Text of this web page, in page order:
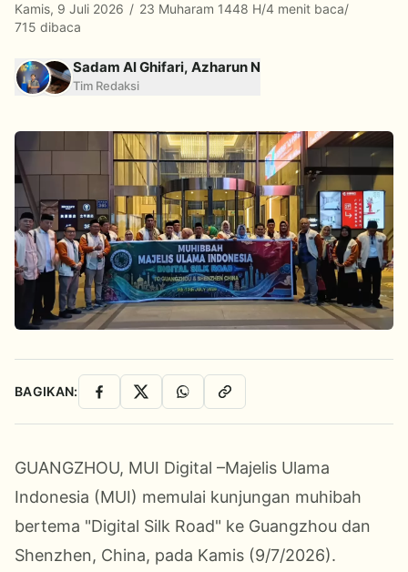
Kamis, 9 Juli 2026 / 23 Muharam 1448 H/4 menit baca/
715 dibaca
Sadam Al Ghifari, Azharun N
Tim Redaksi
BAGIKAN: Facebook
X WhatsAppSalin Link
GUANGZHOU, MUI Digital –Majelis Ulama
Indonesia (MUI) memulai kunjungan muhibah
bertema "Digital Silk Road" ke Guangzhou dan
Shenzhen, China, pada Kamis (9/7/2026).